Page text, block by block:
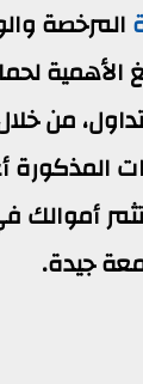
المرخصة
الأهمية
من
المذكورة
جيدة.